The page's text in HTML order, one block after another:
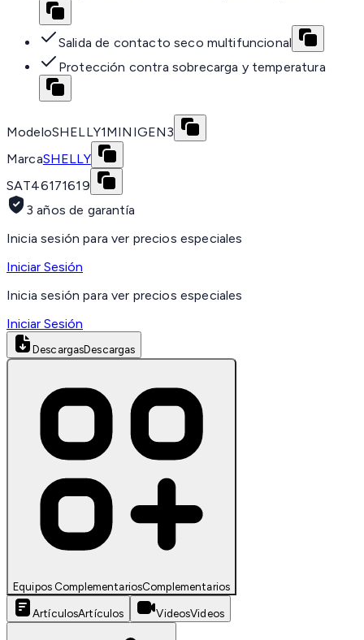
Salida de contacto seco multifuncional
Protección contra sobrecarga y temperatura
ModeloSHELLY1MINIGEN3
MarcaSHELLY
SAT46171619
3 años de garantía
Inicia sesión para ver precios especiales
Iniciar Sesión
Inicia sesión para ver precios especiales
Iniciar Sesión
DescargasDescargas
Equipos ComplementariosComplementarios
ArtículosArtículos VideosVideos